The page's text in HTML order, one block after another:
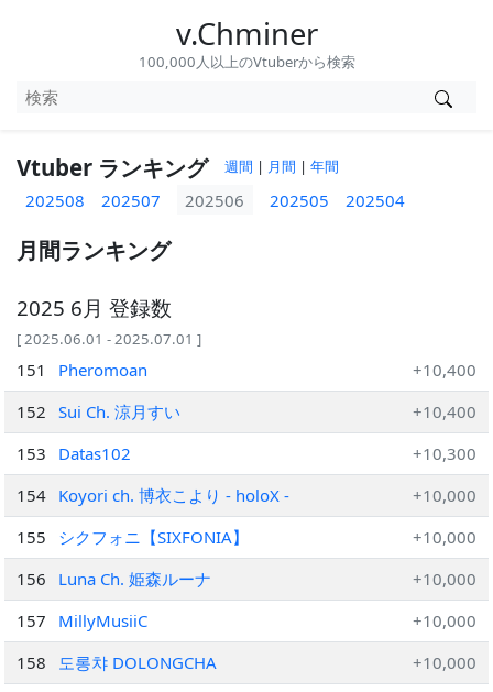
v.Chminer
100,000人以上のVtuberから検索
Vtuber ランキング 週間 | 月間 | 年間
202508 202507 202506 202505 202504
月間ランキング
2025 6月 登録数
[ 2025.06.01 - 2025.07.01 ]
151 Pheromoan
+10,400
152
Sui Ch. 涼月すい
+10,400
153
Datas102
+10,300
154 Koyori ch. 博衣こより - holoX -
+10,000
155
シクフォニ【SIXFONIA】
+10,000
156
Luna Ch. 姫森ルーナ
+10,000
157
MillyMusiiC
+10,000
158
도롱챠 DOLONGCHA
+10,000